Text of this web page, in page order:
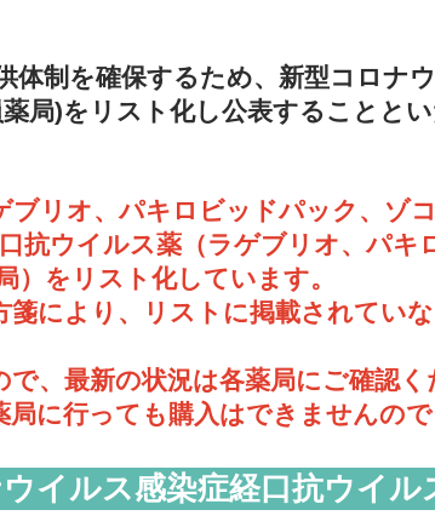
体制を確保するため、新型コロナ
局)をリスト化し公表することとい
ブリオ、パキロビッドパック、ゾ
抗ウイルス薬（ラゲブリオ、パキ
）をリスト化しています。
箋により、リストに掲載されてい
、最新の状況は各薬局にご確認く
に行っても購入はできませんので
イルス感染症経口抗ウイル